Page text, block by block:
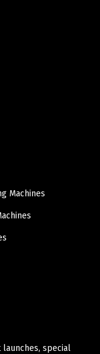
Machines
special